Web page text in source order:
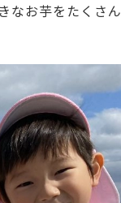
なお芋をたくさん